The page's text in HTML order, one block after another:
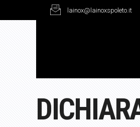
lainox@lainoxspoleto.it